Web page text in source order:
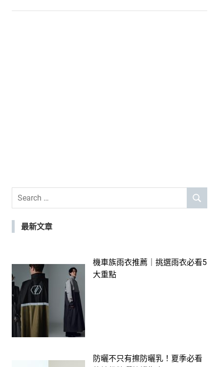
Search
SEARCH
最新文章
機車族雨衣推薦｜挑選雨衣必看5
大重點
防曬不只有擦防曬乳！夏季必看